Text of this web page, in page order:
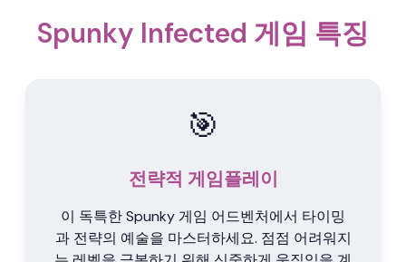
Spunky Infected 게임 특징
🎯
전략적 게임플레이
이 독특한 Spunky 게임 어드벤처에서 타이밍
과 전략의 예술을 마스터하세요. 점점 어려워지